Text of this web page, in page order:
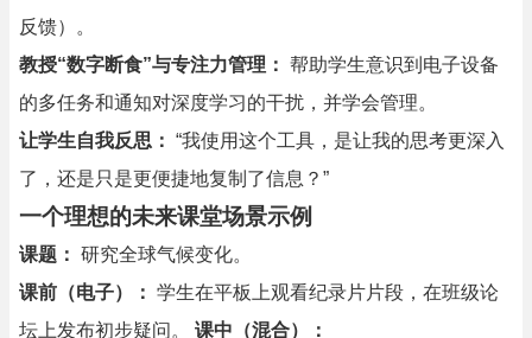
反馈）。
教授“数字断食”与专注力管理： 帮助学生意识到电子设备
的多任务和通知对深度学习的干扰，并学会管理。
让学生自我反思： “我使用这个工具，是让我的思考更深入
了，还是只是更便捷地复制了信息？”
一个理想的未来课堂场景示例
课题： 研究全球气候变化。
课前（电子）： 学生在平板上观看纪录片片段，在班级论
坛上发布初步疑问。 课中（混合）：